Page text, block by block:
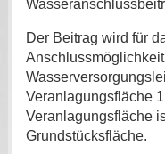
Der Beitrag wird für
Veranlagungsfläche
Veranlagungsfläche
Grundstücksfläche.